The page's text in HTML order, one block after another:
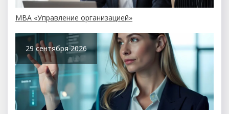
MBA «Управление организацией»
29 сентября 2026